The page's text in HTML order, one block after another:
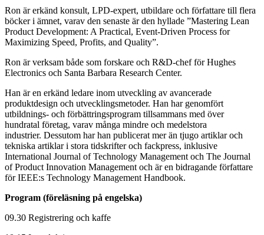
Ron är erkänd konsult, LPD-expert, utbildare och författare till flera
böcker i ämnet, varav den senaste är den hyllade ”Mastering Lean
Product Development: A Practical, Event-Driven Process for
Maximizing Speed, Profits, and Quality”.
Ron är verksam både som forskare och R&D-chef för Hughes
Electronics och Santa Barbara Research Center.
Han är en erkänd ledare inom utveckling av avancerade
produktdesign och utvecklingsmetoder. Han har genomfört
utbildnings- och förbättringsprogram tillsammans med över
hundratal företag, varav många mindre och medelstora
industrier. Dessutom har han publicerat mer än tjugo artiklar och
tekniska artiklar i stora tidskrifter och fackpress, inklusive
International Journal of Technology Management och The Journal
of Product Innovation Management och är en bidragande författare
för IEEE:s Technology Management Handbook.
Program (föreläsning på engelska)
09.30 Registrering och kaffe